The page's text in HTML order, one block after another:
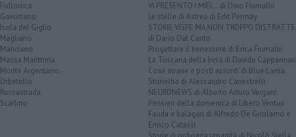
Follonica
Gavorrano
Isola del Giglio
Magliano
Manciano
Massa Marittima
Monte Argentario
Orbetello
Roccastrada
Scarlino
VI PRESENTO I MIEI... di Dino Fiumalbi
Le stelle di Astrea di Edit Permay
STORIE VISPE MA NON TROPPO DISTRATTE
di Dario Dal Canto
Progettare il benessere di Erica Fiumalbi
La Toscana della birra di Davide Cappannari
Cose strane e posti assurdi di Blue Lama
Storielba di Alessandro Canestrelli
NEURONEWS di Alberto Arturo Vergani
Pensieri della domenica di Libero Venturi
Fauda e balagan di Alfredo De Girolamo e
Enrico Catassi